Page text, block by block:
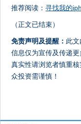
推荐阅读：寻找我的
（正文已结束）
免责声明及提醒： 此
信息仅为宣传及传递
真实性请浏览者慎重
众投资需谨慎！